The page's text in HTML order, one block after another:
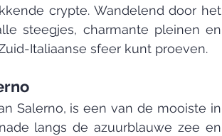
crypte. Wandelend door het
steegjes, charmante pleinen en
Italiaanse sfeer kunt proeven.
Salerno, is een van de mooiste in
langs de azuurblauwe zee en